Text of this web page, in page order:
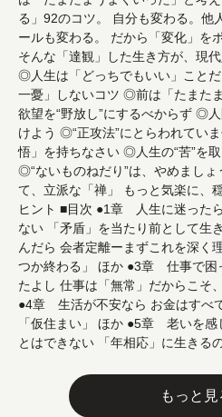
る」92のコツ。 自分も変わる。他
ールも変わる。 だから「変化」を
そんな「達観」した生き方が、現
◎人生は「どっちでもいい」こと
一憂」しないコツ ◎前は「たまた
欲望を“野放し”にするべからず ◎
けよう ◎“正攻法”にとらわれてい
悟」を持ちなさい ◎人生の“苦”を
◎“ないものねだり”は、やめまし
て、立派な「禅」 もっと気楽に、
ヒント ■目次 ●1章 人生に迷った
ない 「矛盾」を当たり前として
んだら 会者定離ーまずこれを深く
つか終わる」 ほか ●3章 仕事で困
たよし 仕事は「無常」だからこそ
●4章 生活が不安なら お金はすべ
「仮住まい」 ほか ●5章 老いを感
とはできない 「年相応」に生きる
もっと見